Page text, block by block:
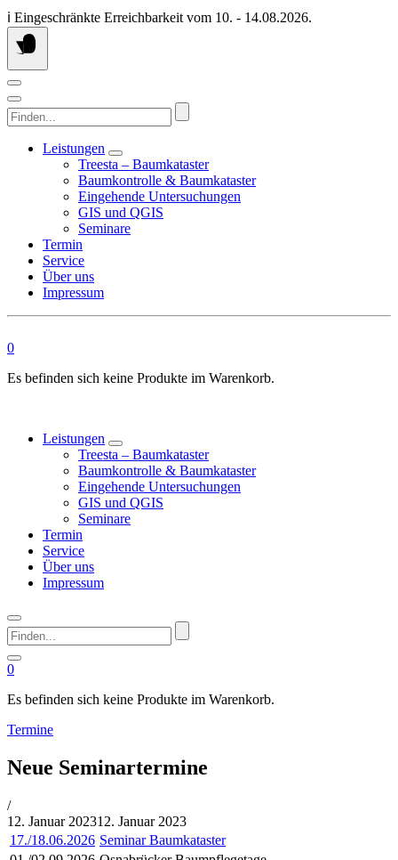
Springen
Sie
zum
ℹ️ Eingeschränkte Erreichbarkeit vom 10. - 14.08.2026.
Finden...
Leistungen
Treesta – Baumkataster
Baumkontrolle & Baumkataster
Eingehende Untersuchungen
GIS und QGIS
Seminare
Termin
Service
Über uns
Impressum
0
Es befinden sich keine Produkte im Warenkorb.
Leistungen
Treesta – Baumkataster
Baumkontrolle & Baumkataster
Eingehende Untersuchungen
GIS und QGIS
Seminare
Termin
Service
Über uns
Impressum
Finden...
0
Es befinden sich keine Produkte im Warenkorb.
Termine
Neue Seminartermine
von
Philipp
Lehner
/
12. Januar 202312. Januar 2023
17./18.06.2026 Seminar Baumkataster